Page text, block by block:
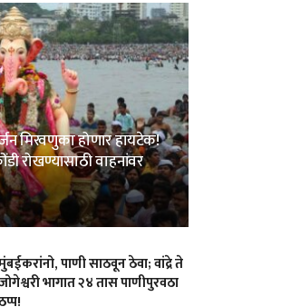
मिरवणुका होणार हायटेक!
रोखण्यासाठी वाहनांवर
पाणी साठवून ठेवा; वांद्रे ते
भागात २४ तास पाणीपुरवठा